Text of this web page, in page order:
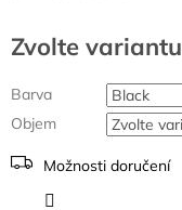
cena:
Zvolte variantu
Barva
Objem
Možnosti doručení